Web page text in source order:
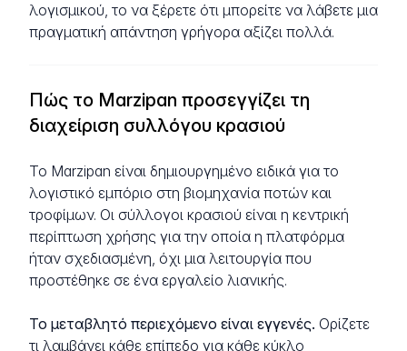
λογισμικού, το να ξέρετε ότι μπορείτε να λάβετε μια
πραγματική απάντηση γρήγορα αξίζει πολλά.
Πώς το Marzipan προσεγγίζει τη
διαχείριση συλλόγου κρασιού
Το Marzipan είναι δημιουργημένο ειδικά για το
λογιστικό εμπόριο στη βιομηχανία ποτών και
τροφίμων. Οι σύλλογοι κρασιού είναι η κεντρική
περίπτωση χρήσης για την οποία η πλατφόρμα
ήταν σχεδιασμένη, όχι μια λειτουργία που
προστέθηκε σε ένα εργαλείο λιανικής.
Το μεταβλητό περιεχόμενο είναι εγγενές. Ορίζετε
τι λαμβάνει κάθε επίπεδο για κάθε κύκλο